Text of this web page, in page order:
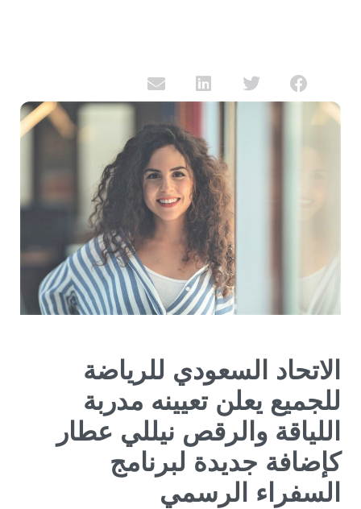
الاتحاد السعودي للرياضة
للجميع يعلن تعيينه مدربة
اللياقة والرقص نيللي عطار
كإضافة جديدة لبرنامج
السفراء الرسمي